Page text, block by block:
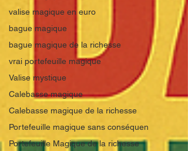
valise magique en euro
bague magique
bague magique de la richesse
vrai portefeuille magique
Valise mystique
Calebasse magique
Calebasse magique de la richesse
Portefeuille magique sans conséquen
Portefeuille Magique de la richesse